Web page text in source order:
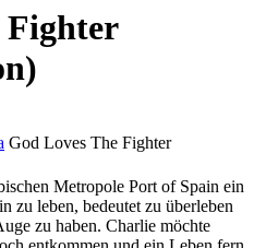
Fighter
God Loves The Fighter
Metropole Port of Spain ein
zu leben, bedeutet zu überleben
zu haben. Charlie möchte